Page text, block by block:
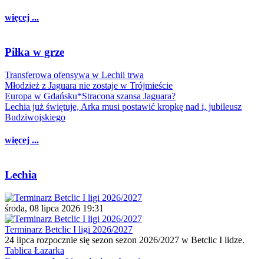
więcej ...
Piłka w grze
Transferowa ofensywa w Lechii trwa
Młodzież z Jaguara nie zostaje w Trójmieście
Europa w Gdańsku*Stracona szansa Jaguara?
Lechia już świętuje, Arka musi postawić kropkę nad i, jubileusz
Budziwojskiego
więcej ...
Lechia
środa, 08 lipca 2026 19:31
Terminarz Betclic I ligi 2026/2027
24 lipca rozpocznie się sezon sezon 2026/2027 w Betclic I lidze.
Tablica Łazarka